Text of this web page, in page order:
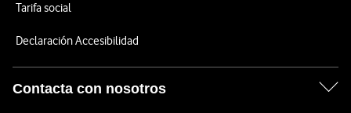
Tarifa social
Declaración Accesibilidad
Contacta con nosotros